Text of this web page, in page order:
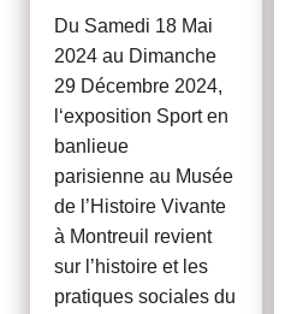
Du Samedi 18 Mai
2024 au Dimanche
29 Décembre 2024,
l‘exposition Sport en
banlieue
parisienne au Musée
de l’Histoire Vivante
à Montreuil revient
sur l’histoire et les
pratiques sociales du